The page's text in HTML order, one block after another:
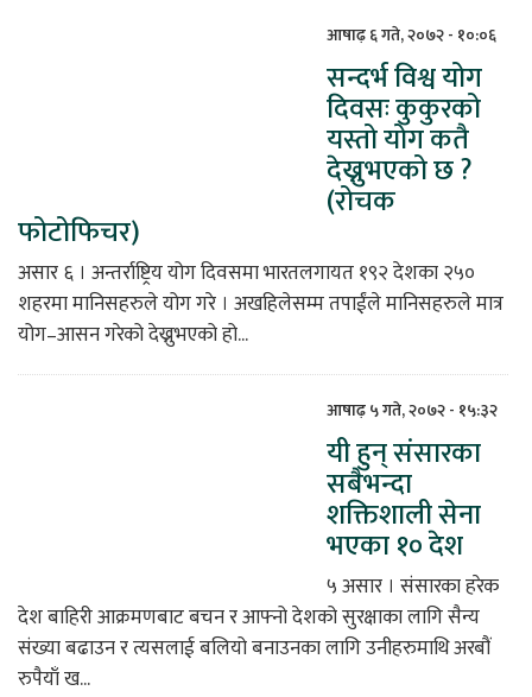
आषाढ़ ६ गते, २०७२ - १०:०६
सन्दर्भ विश्व योग
दिवसः कुकुरको
यस्तो योग कतै
देख्नुभएको छ ?
(रोचक
फोटोफिचर)
असार ६ । अन्तर्राष्ट्रिय योग दिवसमा भारतलगायत १९२ देशका २५०
शहरमा मानिसहरुले योग गरे । अखहिलेसम्म तपाईंले मानिसहरुले मात्र
योग–आसन गरेको देख्नुभएको हो...
आषाढ़ ५ गते, २०७२ - १५:३२
यी हुन् संसारका
सबैभन्दा
शक्तिशाली सेना
भएका १० देश
५ असार । संसारका हरेक
देश बाहिरी आक्रमणबाट बचन र आफ्नो देशको सुरक्षाका लागि सैन्य
संख्या बढाउन र त्यसलाई बलियो बनाउनका लागि उनीहरुमाथि अरबौं
रुपैयाँ ख...